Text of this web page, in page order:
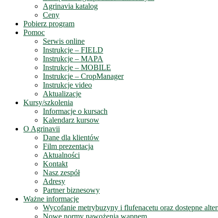
Agrinavia katalog
Ceny
Pobierz program
Pomoc
Serwis online
Instrukcje – FIELD
Instrukcje – MAPA
Instrukcje – MOBILE
Instrukcje – CropManager
Instrukcje video
Aktualizacje
Kursy/szkolenia
Informacje o kursach
Kalendarz kursow
O Agrinavii
Dane dla klientów
Film prezentacja
Aktualności
Kontakt
Nasz zespół
Adresy
Partner biznesowy
Ważne informacje
Wycofanie metrybuzyny i flufenacetu oraz dostępne
Nowe normy nawożenia wapnem